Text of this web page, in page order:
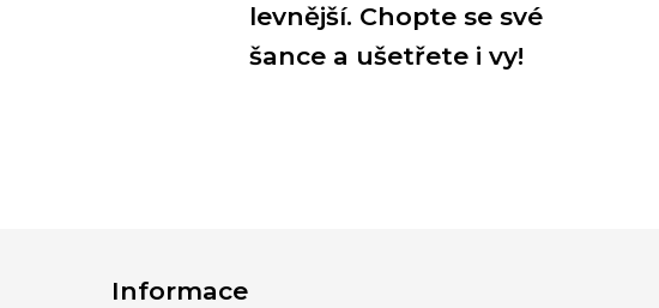
levnější. Chopte se své
šance a ušetřete i vy!
Informace